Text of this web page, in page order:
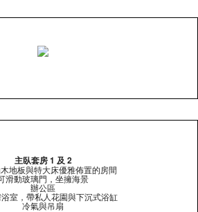
主臥套房 1 及 2
地板與特大床優雅佈置的房間
滑動玻璃門，坐擁海景
辦公區
室，帶私人花園與下沉式浴缸
冷氣與吊扇